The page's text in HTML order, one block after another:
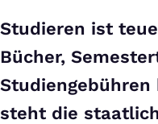
Studieren ist
Bücher,
Studiengebühren
steht die